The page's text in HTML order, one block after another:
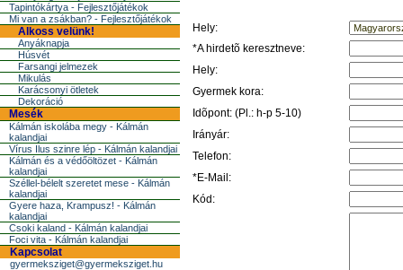
Tapintókártya - Fejlesztőjátékok
Mi van a zsákban? - Fejlesztőjátékok
Alkoss velünk!
Anyáknapja
Húsvét
Farsangi jelmezek
Mikulás
Karácsonyi ötletek
Dekoráció
Mesék
Kálmán iskolába megy - Kálmán
kalandjai
Vírus Ilus szinre lép - Kálmán kalandjai
Kálmán és a védőöltözet - Kálmán
kalandjai
Széllel-bélelt szeretet mese - Kálmán
kalandjai
Gyere haza, Krampusz! - Kálmán
kalandjai
Csoki kaland - Kálmán kalandjai
Foci vita - Kálmán kalandjai
Kapcsolat
gyermeksziget@gyermeksziget.hu
Hely:
*A hirdetõ keresztneve:
Hely:
Gyermek kora:
Idõpont: (Pl.: h-p 5-10)
Irányár:
Telefon:
*E-Mail:
Kód: